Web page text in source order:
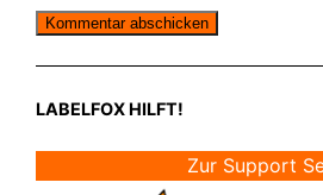
LABELFOX HILFT!
Zur Support